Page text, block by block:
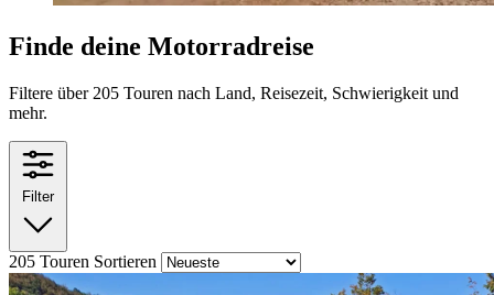
Finde deine Motorradreise
Filtere über 205 Touren nach Land, Reisezeit, Schwierigkeit und
mehr.
Filter
205 Touren Sortieren